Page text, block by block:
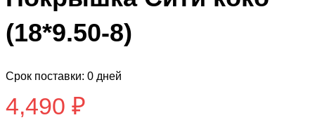
(18*9.50-8)
Срок поставки: 0 дней
4,490 ₽